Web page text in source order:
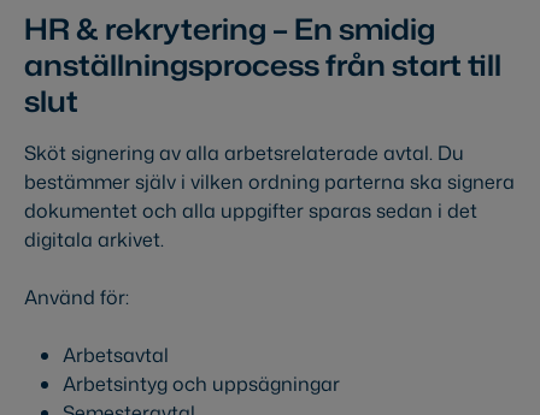
HR & rekrytering – En smidig
anställningsprocess från start till
slut
Sköt signering av alla arbetsrelaterade avtal. Du
bestämmer själv i vilken ordning parterna ska signera
dokumentet och alla uppgifter sparas sedan i det
digitala arkivet.
Använd för:
Arbetsavtal
Arbetsintyg och uppsägningar